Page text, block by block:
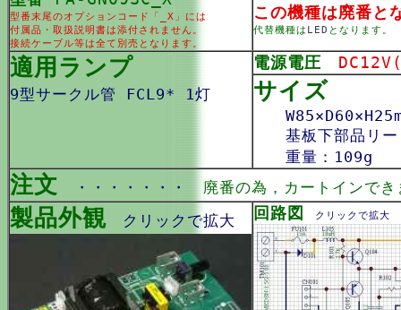
型番末尾のオプションコード「_X」には
付属品・取扱説明書は添付されません。
接続ケーブル等は全て別売となります。
この機種は廃番と
代替機種は LED となります。
適用ランプ
9型サークル管 FCL9* 1灯
電源電圧
サイズ
基板下部品リー
重量：109g
注文 ・・・・・・・ 廃番の為，カートインで
製品外観 クリックで拡大 回路図 クリックで拡大